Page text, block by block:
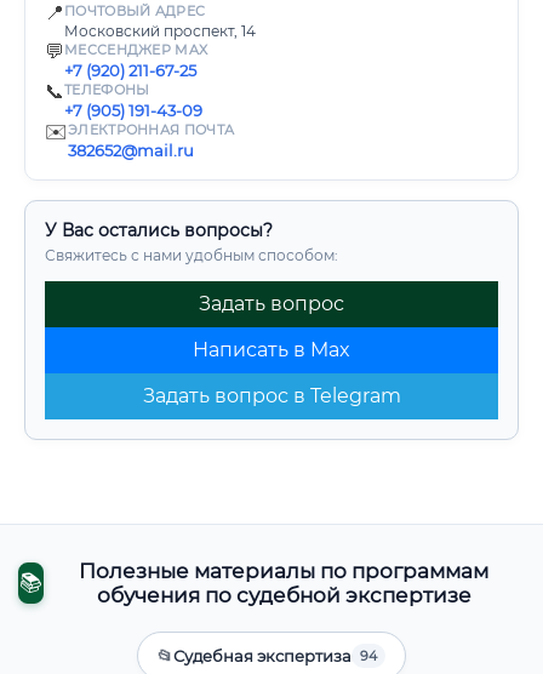
📍 ПОЧТОВЫЙ АДРЕС
Московский проспект, 14
💬 МЕССЕНДЖЕР MAX
+7 (920) 211-67-25
📞ТЕЛЕФОНЫ
+7 (905) 191-43-09
✉️ЭЛЕКТРОННАЯ ПОЧТА
382652@mail.ru
У Вас остались вопросы?
Свяжитесь с нами удобным способом:
Задать вопрос
Написать в Max
Задать вопрос в Telegram
📚
Полезные материалы по программам
обучения по судебной экспертизе
📂Судебная экспертиза 94